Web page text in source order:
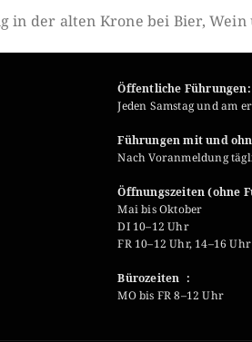
in der alten Krone bei Bier,
Öffentliche Führungen:
Jeden Samstag und am
Führungen mit und
Nach Voranmeldung
Öffnungszeiten (ohne
Mai bis Oktober
DI 10–12 Uhr
FR 10–12 Uhr, 14–16 Uhr
Bürozeiten :
MO bis FR 8–12 Uhr